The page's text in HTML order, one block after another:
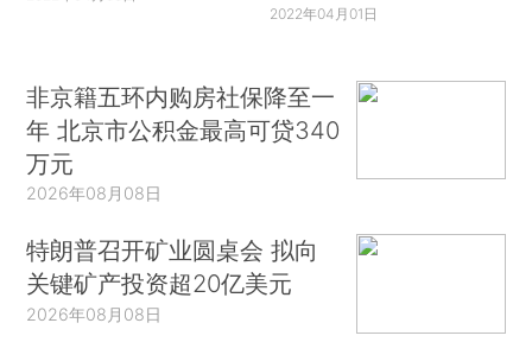
2022年04月01日
非京籍五环内购房社保降至一
年 北京市公积金最高可贷340
万元
2026年08月08日
特朗普召开矿业圆桌会 拟向
关键矿产投资超20亿美元
2026年08月08日